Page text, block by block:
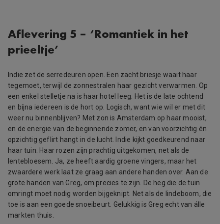
Aflevering 5 – ‘Romantiek in het
prieeltje’
Indie zet de serredeuren open. Een zacht briesje waait haar
tegemoet, terwijl de zonnestralen haar gezicht verwarmen. Op
een enkel stelletje na is haar hotel leeg. Het is de late ochtend
en bijna iedereen is de hort op. Logisch, want wie wil er met dit
weer nu binnenblijven? Met zon is Amsterdam op haar mooist,
en de energie van de beginnende zomer, en van voorzichtig én
opzichtig geflirt hangt in de lucht. Indie kijkt goedkeurend naar
haar tuin. Haar rozen zijn prachtig uitgekomen, net als de
lentebloesem. Ja, ze heeft aardig groene vingers, maar het
zwaardere werk laat ze graag aan andere handen over. Aan de
grote handen van Greg, om precies te zijn. De heg die de tuin
omringt moet nodig worden bijgeknipt. Net als de lindeboom, die
toe is aan een goede snoeibeurt. Gelukkig is Greg echt van álle
markten thuis.